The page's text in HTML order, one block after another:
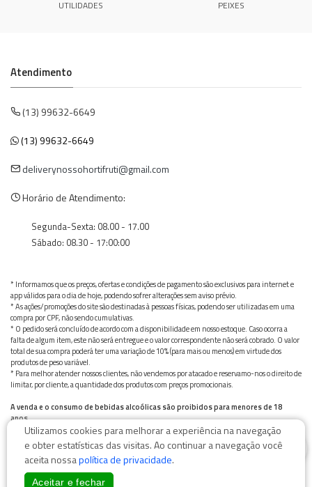
UTILIDADES PEIXES
Atendimento
(13) 99632-6649
(13) 99632-6649
deliverynossohortifruti@gmail.com
Horário de Atendimento:
Segunda-Sexta: 08.00 - 17.00
Sábado: 08.30 - 17:00:00
* Informamos que os preços, ofertas e condições de pagamento são exclusivos para internet e
app válidos para o dia de hoje, podendo sofrer alterações sem aviso prévio.
* As ações/promoções do site são destinadas à pessoas físicas, podendo ser utilizadas em uma
compra por CPF, não sendo cumulativas.
* O pedido será concluído de acordo com a disponibilidade em nosso estoque. Caso ocorra a
falta de algum item, este não será entregue e o valor correspondente não será cobrado. O valor
total de sua compra poderá ter uma variação de 10% (para mais ou menos) em virtude dos
produtos de peso variável.
* Para melhor atender nossos clientes, não vendemos por atacado e reservamo-nos o direito de
limitar, por cliente, a quantidade dos produtos com preços promocionais.
A venda e o consumo de bebidas alcoólicas são proibidos para menores de 18
anos.
Bebida alcoólica pode causar dependência química e, em excesso, provoca graves males à saúde.
Beba com moderação
Utilizamos cookies para melhorar a experiência na navegação
e obter estatísticas das visitas. Ao continuar a navegação você
aceita nossapolítica de privacidade.
Aceitar e fechar